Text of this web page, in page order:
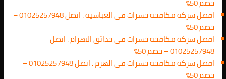
خصم 50%
افضل شركة مكافحة حشرات فى العباسية : اتصل 01025257948 –
خصم 50%
افضل شركة مكافحة حشرات فى حدائق الاهرام : اتصل
01025257948 – خصم 50%
افضل شركة مكافحة حشرات فى الهرم : اتصل 01025257948 –
خصم 50%